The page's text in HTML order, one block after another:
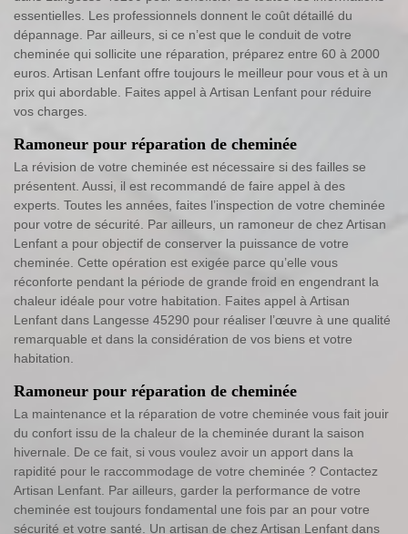
essentielles. Les professionnels donnent le coût détaillé du
dépannage. Par ailleurs, si ce n’est que le conduit de votre
cheminée qui sollicite une réparation, préparez entre 60 à 2000
euros. Artisan Lenfant offre toujours le meilleur pour vous et à un
prix qui abordable. Faites appel à Artisan Lenfant pour réduire
vos charges.
Ramoneur pour réparation de cheminée
La révision de votre cheminée est nécessaire si des failles se
présentent. Aussi, il est recommandé de faire appel à des
experts. Toutes les années, faites l’inspection de votre cheminée
pour votre de sécurité. Par ailleurs, un ramoneur de chez Artisan
Lenfant a pour objectif de conserver la puissance de votre
cheminée. Cette opération est exigée parce qu’elle vous
réconforte pendant la période de grande froid en engendrant la
chaleur idéale pour votre habitation. Faites appel à Artisan
Lenfant dans Langesse 45290 pour réaliser l’œuvre à une qualité
remarquable et dans la considération de vos biens et votre
habitation.
Ramoneur pour réparation de cheminée
La maintenance et la réparation de votre cheminée vous fait jouir
du confort issu de la chaleur de la cheminée durant la saison
hivernale. De ce fait, si vous voulez avoir un apport dans la
rapidité pour le raccommodage de votre cheminée ? Contactez
Artisan Lenfant. Par ailleurs, garder la performance de votre
cheminée est toujours fondamental une fois par an pour votre
sécurité et votre santé. Un artisan de chez Artisan Lenfant dans